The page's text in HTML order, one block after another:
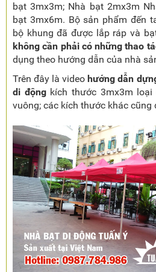
bạt 3mx3m; Nhà bạt 2mx3m
bạt 3mx6m. Bộ sản phẩm đến
bộ khung đã được lắp ráp và
không cần phải có những thao
dụng theo hướng dẫn của nhà
Trên đây là video hướng dẫn
di độngkích thước 3mx3m loại
vuông; các kích thước khác